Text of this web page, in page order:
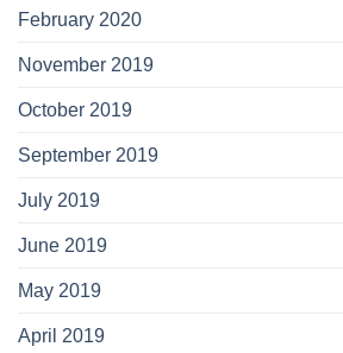
February 2020
November 2019
October 2019
September 2019
July 2019
June 2019
May 2019
April 2019